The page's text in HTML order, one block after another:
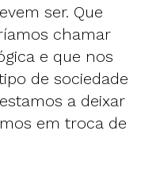
ser. Que
chamar
e que nos
de sociedade
a deixar
em troca de